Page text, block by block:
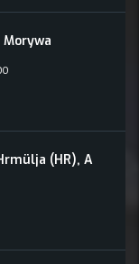
Morywa
(HR), A